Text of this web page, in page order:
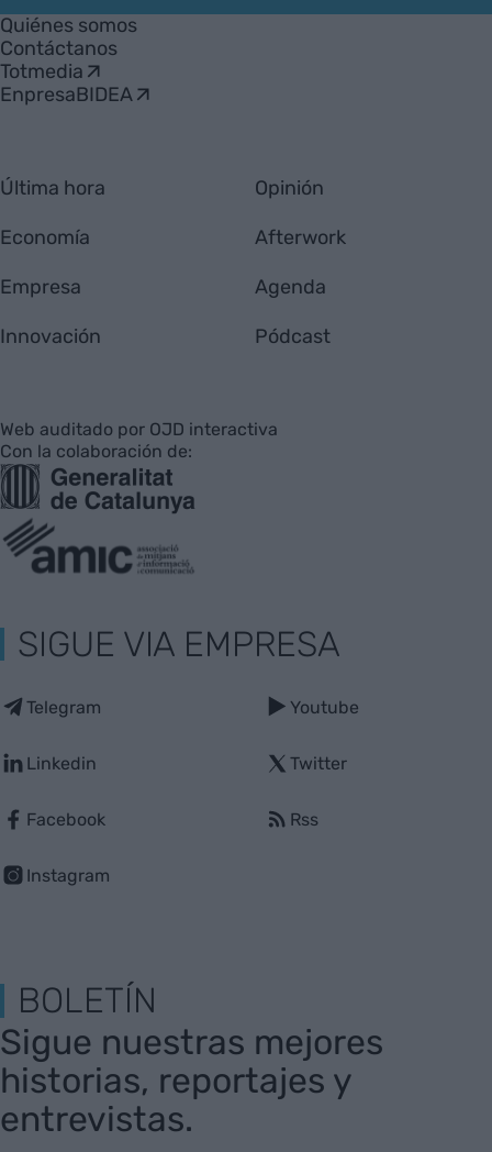
Empresa
Quiénes somos
Contáctanos
Totmedia
EnpresaBIDEA
Última hora
Economía
Empresa
Innovación
Opinión
Afterwork
Agenda
Pódcast
Web auditado por OJD interactiva
Con la colaboración de:
SIGUE VIA EMPRESA
Telegram
Linkedin
Facebook
Instagram
Youtube
Twitter
Rss
BOLETÍN
Sigue nuestras mejores
historias, reportajes y
entrevistas.